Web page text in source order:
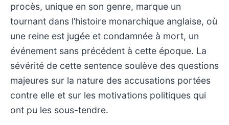
procès, unique en son genre, marque un
tournant dans l’histoire monarchique anglaise, où
une reine est jugée et condamnée à mort, un
événement sans précédent à cette époque. La
sévérité de cette sentence soulève des questions
majeures sur la nature des accusations portées
contre elle et sur les motivations politiques qui
ont pu les sous-tendre.